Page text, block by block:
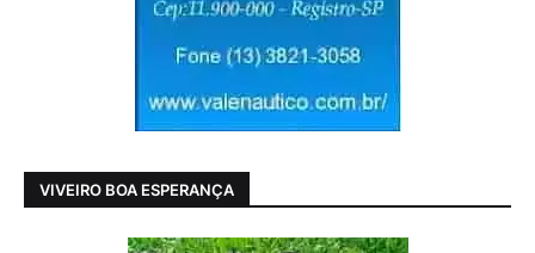
VIVEIRO BOA ESPERANÇA